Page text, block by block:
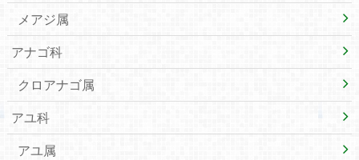
メアジ属
アナゴ科
クロアナゴ属
アユ科
アユ属